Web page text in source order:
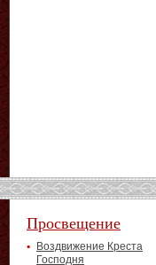
Просвещение
Воздвижение Креста
Господня